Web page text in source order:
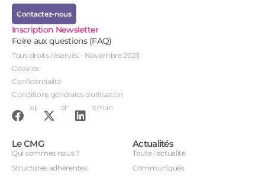
Contactez-nous
Inscription Newsletter
Foire aux questions (FAQ)
Tous droits réservés - Novembre 2023
Cookies
Confidentialité
Conditions générales d'utilisation
Conception : John Brightman
Le CMG
Qui sommes nous ?
Structures adhérentes
Actualités
Toute l’actualité
Communiqués